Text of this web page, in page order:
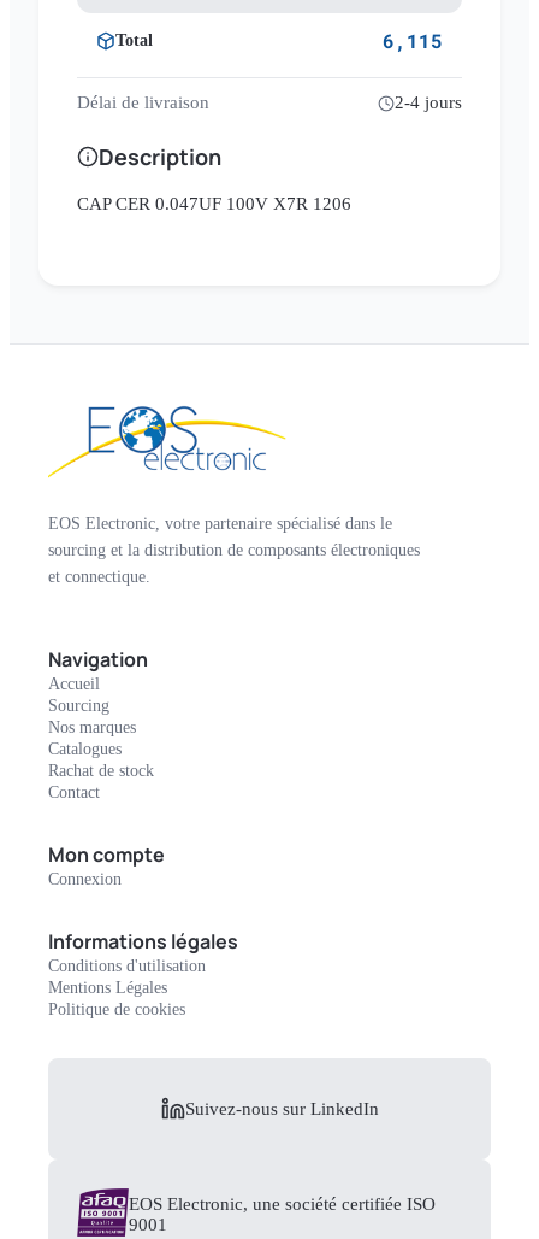
Total 6,115
Délai de livraison 2-4 jours
Description
CAP CER 0.047UF 100V X7R 1206
EOS Electronic, votre partenaire spécialisé dans le
sourcing et la distribution de composants électroniques
et connectique.
Navigation
Accueil
Sourcing
Nos marques
Catalogues
Rachat de stock
Contact
Mon compte
Connexion
Informations légales
Conditions d'utilisation
Mentions Légales
Politique de cookies
Suivez-nous sur LinkedIn
EOS Electronic, une société certifiée ISO
9001